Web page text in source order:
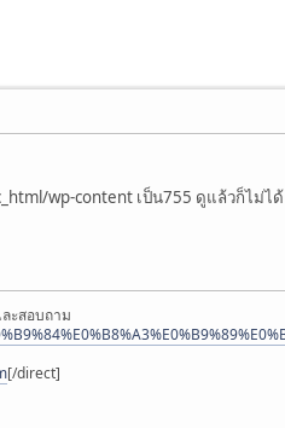
wp-content เป็น755 ดูแล้วก็ไม่ไ
ะสอบถาม
[/direct]